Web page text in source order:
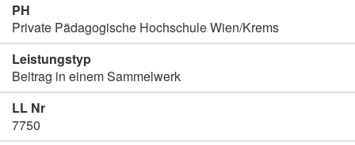
PH
Private Pädagogische Hochschule Wien/Krems
Leistungstyp
Beitrag in einem Sammelwerk
LL Nr
7750